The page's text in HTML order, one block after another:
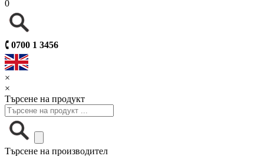
0
🕻 0700 1 3456
×
×
Търсене на продукт
Търсене на производител